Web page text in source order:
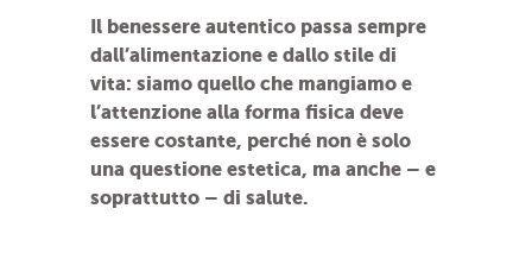
Il benessere autentico passa sempre
dall’alimentazione e dallo stile di
vita: siamo quello che mangiamo e
l’attenzione alla forma fisica deve
essere costante, perché non è solo
una questione estetica, ma anche – e
soprattutto – di salute.